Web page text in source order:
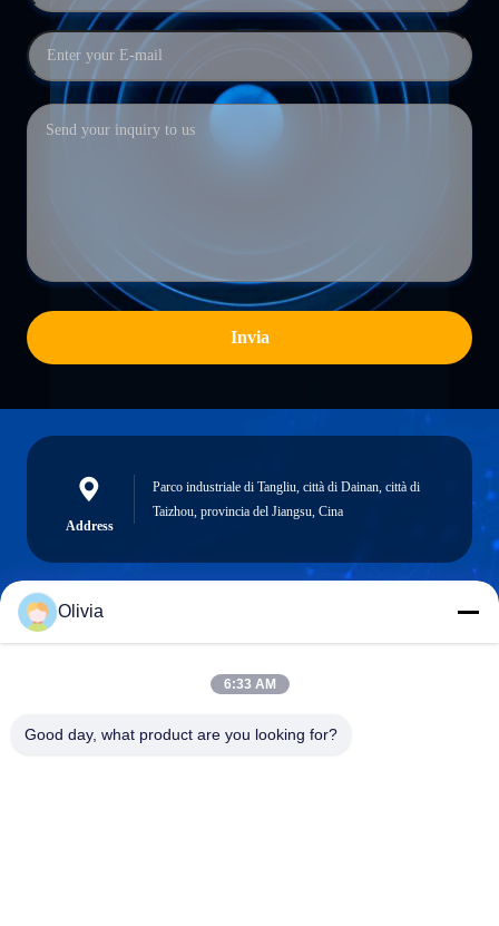
Invia
Address
Parco industriale di Tangliu, città di Dainan, città di
Taizhou, provincia del Jiangsu, Cina
info@longlivedmetal.com
Olivia
6:33 AM
Good day, what product are you looking for?